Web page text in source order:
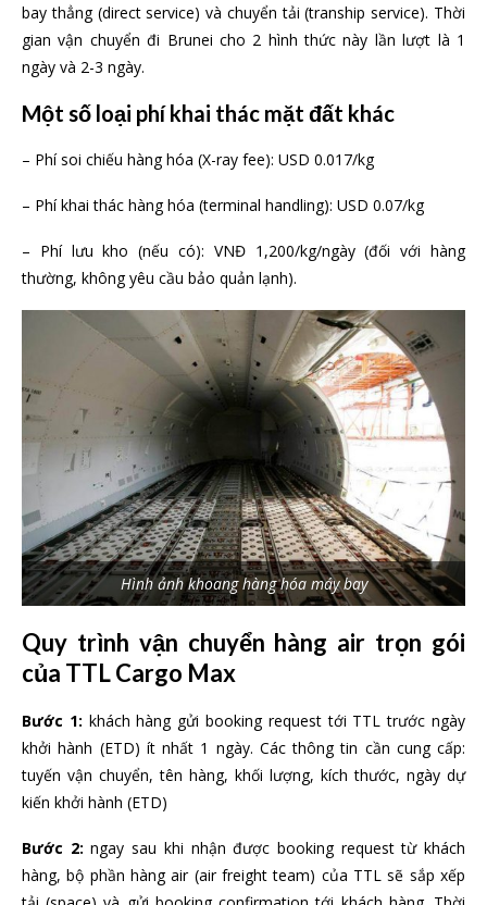
bay thẳng (direct service) và chuyển tải (tranship service). Thời
gian vận chuyển đi Brunei cho 2 hình thức này lần lượt là 1
ngày và 2-3 ngày.
Một số loại phí khai thác mặt đất khác
– Phí soi chiếu hàng hóa (X-ray fee): USD 0.017/kg
– Phí khai thác hàng hóa (terminal handling): USD 0.07/kg
– Phí lưu kho (nếu có): VNĐ 1,200/kg/ngày (đối với hàng
thường, không yêu cầu bảo quản lạnh).
Hình ảnh khoang hàng hóa máy bay
Quy trình vận chuyển hàng air trọn gói
của TTL Cargo Max
Bước 1: khách hàng gửi booking request tới TTL trước ngày
khởi hành (ETD) ít nhất 1 ngày. Các thông tin cần cung cấp:
tuyến vận chuyển, tên hàng, khối lượng, kích thước, ngày dự
kiến khởi hành (ETD)
Bước 2: ngay sau khi nhận được booking request từ khách
hàng, bộ phần hàng air (air freight team) của TTL sẽ sắp xếp